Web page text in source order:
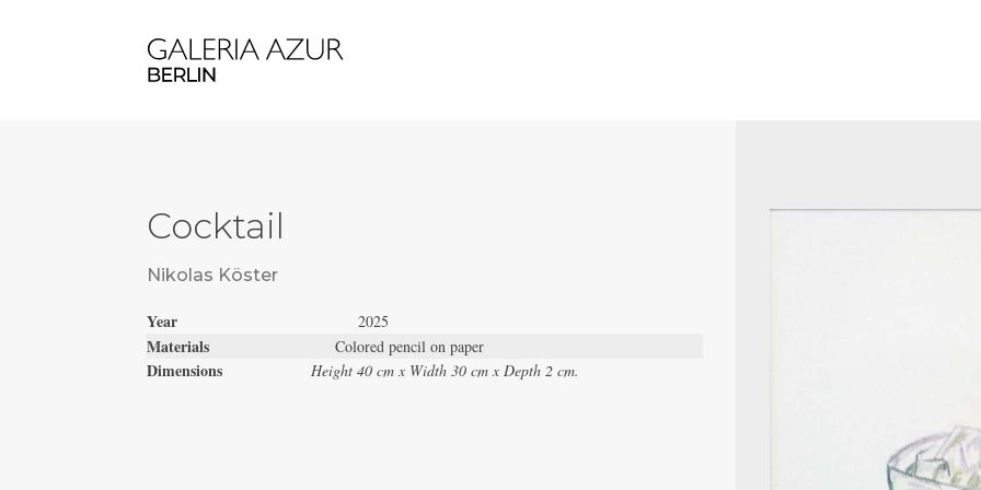
Cocktail
Nikolas Köster
Year2025
MaterialsColored pencil on paper
Dimensions Height 40 cm x Width 30 cm x Depth 2 cm.